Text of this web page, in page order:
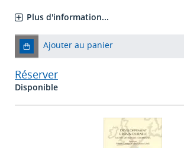
Plus d'information...
Ajouter au panier
Réserver
Disponible